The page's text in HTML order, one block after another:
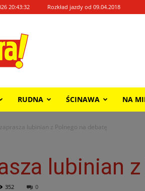
20:43:32 Rozkład jazdy od 09.04.2018
RUDNA ŚCINAWA NA
lubinian z Polnego na debatę
lubinian
352 0